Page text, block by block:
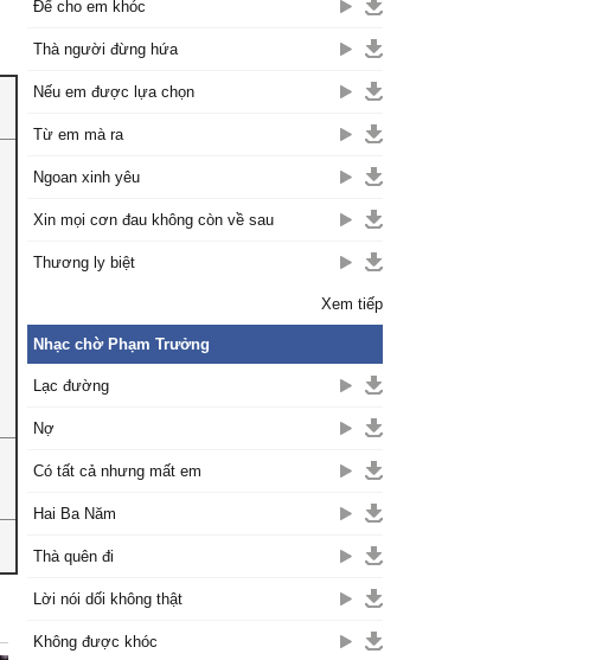
Để cho em khóc
Thà người đừng hứa
Nếu em được lựa chọn
Từ em mà ra
Ngoan xinh yêu
Xin mọi cơn đau không còn về sau
Thương ly biệt
Xem tiếp
Nhạc chờ Phạm Trưởng
Lạc đường
Nợ
Có tất cả nhưng mất em
Hai Ba Năm
Thà quên đi
Lời nói dối không thật
Không được khóc